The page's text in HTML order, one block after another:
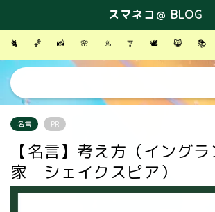
スマネコ＠ BLOG
🐈 🏀 📸 🌸 ♨️ 🎐 🕊 😸 📚
名言 PR
【名言】考え方（イング
家 シェイクスピア）